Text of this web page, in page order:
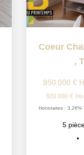
,
950 000 €
920 000 €
Honoraires : 3,26%
5